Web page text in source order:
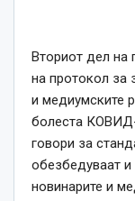
Вториот дел на
на протокол за
и медиумските
болеста КОВИД-
говори за
обезбедуваат
новинарите и